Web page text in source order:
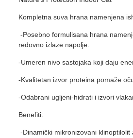
Kompletna suva hrana namenjena
-Posebno formulisana hrana
redovno izlaze napolje.
-Umeren nivo sastojaka koji daju
-Kvalitetan izvor proteina pomaže
-Odabrani ugljeni-hidrati i izvori
Benefiti:
-Dinamički mikronizovani